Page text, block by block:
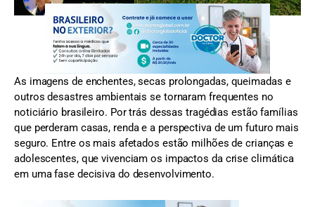
As imagens de enchentes, secas prolongadas, queimadas e
outros desastres ambientais se tornaram frequentes no
noticiário brasileiro. Por trás dessas tragédias estão famílias
que perderam casas, renda e a perspectiva de um futuro mais
seguro. Entre os mais afetados estão milhões de crianças e
adolescentes, que vivenciam os impactos da crise climática
em uma fase decisiva do desenvolvimento.